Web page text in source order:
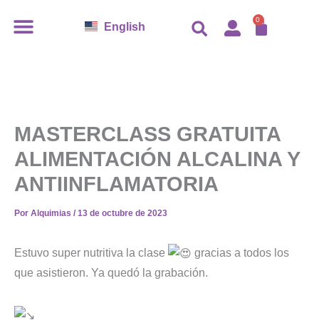
English 0
MASTERCLASS GRATUITA
ALIMENTACIÓN ALCALINA Y
ANTIINFLAMATORIA
Por Alquimias / 13 de octubre de 2023
Estuvo super nutritiva la clase
gracias a todos los
que asistieron. Ya quedó la grabación.